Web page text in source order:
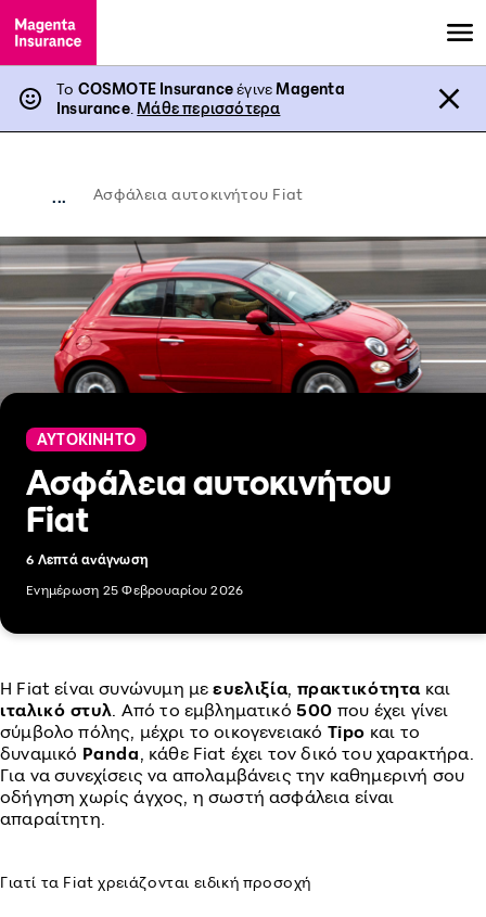
Το COSMOTE InsuranceέγινεMagenta
Insurance. Μάθε περισσότερα
... Ασφάλεια αυτοκινήτου Fiat
ΑΥΤΟΚΙΝΗΤΟ
Ασφάλεια αυτοκινήτου
Fiat
6 Λεπτά ανάγνωση
Ενημέρωση 25 Φεβρουαρίου 2026
Η Fiat είναι συνώνυμη μεευελιξία, πρακτικότητακαι
ιταλικό στυλ. Από το εμβληματικό 500 που έχει γίνει
σύμβολο πόλης, μέχρι το οικογενειακό Tipo και το
δυναμικό Panda, κάθε Fiat έχει τον δικό του χαρακτήρα.
Για να συνεχίσεις να απολαμβάνεις την καθημερινή σου
οδήγηση χωρίς άγχος, η σωστή ασφάλεια είναι
απαραίτητη.
Γιατί τα Fiat χρειάζονται ειδική προσοχή